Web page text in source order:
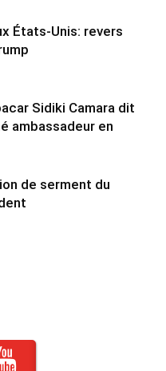
États-Unis: revers
Sidiki Camara dit
ambassadeur en
de serment du